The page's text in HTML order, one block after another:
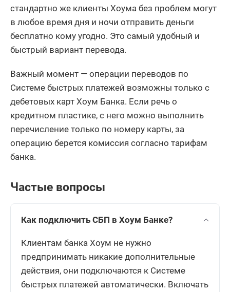
стандартно же клиенты Хоума без проблем могут
в любое время дня и ночи отправить деньги
бесплатно кому угодно. Это самый удобный и
быстрый вариант перевода.
Важный момент — операции переводов по
Системе быстрых платежей возможны только с
дебетовых карт Хоум Банка. Если речь о
кредитном пластике, с него можно выполнить
перечисление только по номеру карты, за
операцию берется комиссия согласно тарифам
банка.
Частые вопросы
Как подключить СБП в Хоум Банке?
Клиентам банка Хоум не нужно
предпринимать никакие дополнительные
действия, они подключаются к Системе
быстрых платежей автоматически. Включать